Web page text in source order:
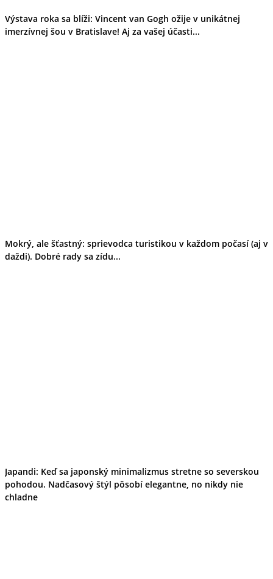
Výstava roka sa blíži: Vincent van Gogh ožije v unikátnej
imerzívnej šou v Bratislave! Aj za vašej účasti...
Mokrý, ale šťastný: sprievodca turistikou v každom počasí (aj v
daždi). Dobré rady sa zídu...
Japandi: Keď sa japonský minimalizmus stretne so severskou
pohodou. Nadčasový štýl pôsobí elegantne, no nikdy nie
chladne